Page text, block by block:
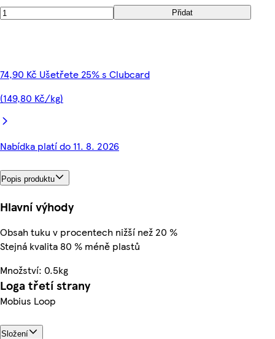
Přidat
74,90 Kč Ušetřete 25% s Clubcard
(149,80 Kč/kg)
Nabídka platí do 11. 8. 2026
Popis produktu
Hlavní výhody
Obsah tuku v procentech nižší než 20 %
Stejná kvalita 80 % méně plastů
Množství: 0.5kg
Loga třetí strany
Mobius Loop
Složení